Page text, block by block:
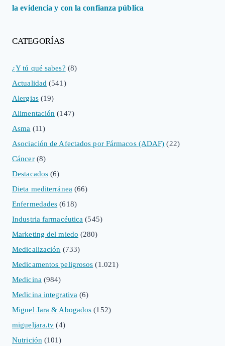
la evidencia y con la confianza pública
CATEGORÍAS
¿Y tú qué sabes? (8)
Actualidad (541)
Alergias(19)
Alimentación (147)
Asma (11)
Asociación de Afectados por Fármacos (ADAF) (22)
Cáncer(8)
Destacados (6)
Dieta mediterránea(66)
Enfermedades (618)
Industria farmacéutica (545)
Marketing del miedo (280)
Medicalización (733)
Medicamentos peligrosos (1.021)
Medicina(984)
Medicina integrativa (6)
Miguel Jara & Abogados (152)
migueljara.tv (4)
Nutrición(101)